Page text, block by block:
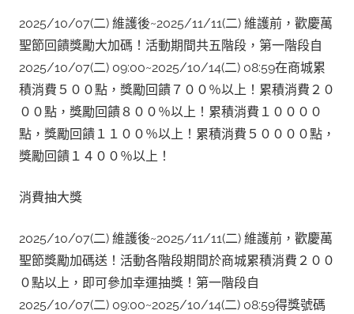
2025/10/07(二) 維護後~2025/11/11(二) 維護前，歡慶萬
聖節回饋獎勵大加碼！活動期間共五階段，第一階段自
2025/10/07(二) 09:00~2025/10/14(二) 08:59在商城累
積消費５００點，獎勵回饋７００％以上！累積消費２０
００點，獎勵回饋８００％以上！累積消費１００００
點，獎勵回饋１１００％以上！累積消費５００００點，
獎勵回饋１４００％以上！
消費抽大獎
2025/10/07(二) 維護後~2025/11/11(二) 維護前，歡慶萬
聖節獎勵加碼送！活動各階段期間於商城累積消費２００
０點以上，即可參加幸運抽獎！第一階段自
2025/10/07(二) 09:00~2025/10/14(二) 08:59得獎號碼